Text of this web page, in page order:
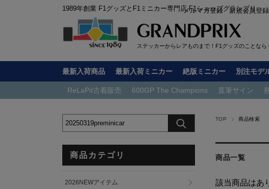
1989年創業 F1グッズとF1ミニカー専門店 F1ショップグランプリ
ステッカーからレアものまで！F1グッズのことなら
メルマガ登録 新規会員登録
最新入荷商品 最新入荷ミニカー 絶版ミニカー 別注モデ
ReLaPit古着販売 600GP The Champions 直筆サイン
TOP 商品検索
商品一覧
該当商品はあ
商品カテゴリ
2026NEWアイテム